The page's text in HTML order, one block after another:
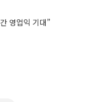
영업익 기대”